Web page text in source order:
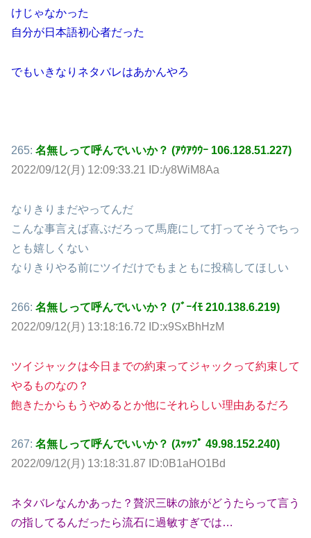
けじゃなかった
自分が日本語初心者だった
でもいきなりネタバレはあかんやろ
265: 名無しって呼んでいいか？ (ｱｳｱｳｳｰ 106.128.51.227)
2022/09/12(月) 12:09:33.21 ID:/y8WiM8Aa
なりきりまだやってんだ
こんな事言えば喜ぶだろって馬鹿にして打ってそうでちっ
とも嬉しくない
なりきりやる前にツイだけでもまともに投稿してほしい
266: 名無しって呼んでいいか？ (ﾌﾞｰｲﾓ 210.138.6.219)
2022/09/12(月) 13:18:16.72 ID:x9SxBhHzM
ツイジャックは今日までの約束ってジャックって約束して
やるものなの？
飽きたからもうやめるとか他にそれらしい理由あるだろ
267: 名無しって呼んでいいか？ (ｽｯｯﾌﾟ 49.98.152.240)
2022/09/12(月) 13:18:31.87 ID:0B1aHO1Bd
ネタバレなんかあった？贅沢三昧の旅がどうたらって言う
の指してるんだったら流石に過敏すぎでは…